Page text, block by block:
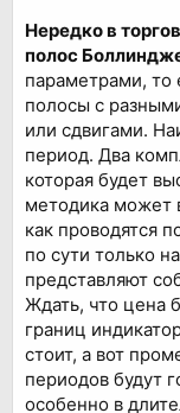
Нередко в
полос
параметрами, то
полосы с
или сдвигами.
период. Два
которая будет
методика может
как проводятся
по сути только
представляют
Ждать, что цена
границ
стоит, а вот
периодов будут
особенно в